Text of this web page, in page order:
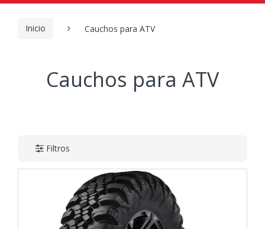
Inicio Cauchos para ATV
Cauchos para ATV
Filtros